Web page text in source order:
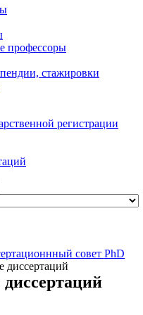
профессоры
стажировки
регистрации
совет PhD
диссертаций